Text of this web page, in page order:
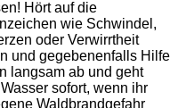
Hört auf die
wie Schwindel,
oder Verwirrtheit
und gegebenenfalls Hilfe
langsam ab und geht
sofort, wenn ihr
Waldbrandgefahr